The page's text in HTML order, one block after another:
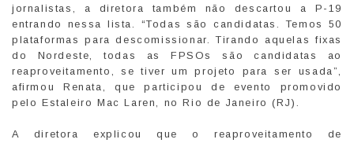
jornalistas, a diretora também não descartou a P-19
entrando nessa lista. “Todas são candidatas. Temos 50
plataformas para descomissionar. Tirando aquelas fixas
do Nordeste, todas as FPSOs são candidatas ao
reaproveitamento, se tiver um projeto para ser usada”,
afirmou Renata, que participou de evento promovido
pelo Estaleiro Mac Laren, no Rio de Janeiro (RJ).
A diretora explicou que o reaproveitamento de